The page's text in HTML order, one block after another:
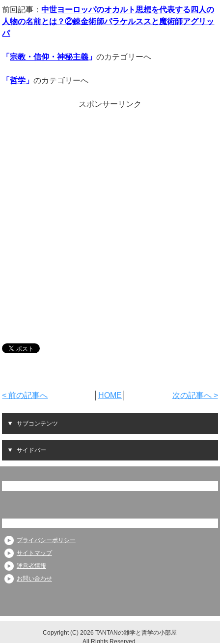
前回記事：中世ヨーロッパのオカルト思想を代表する四人の
人物の名前とは？②錬金術師パラケルススと魔術師アグリッ
パ
「宗教・信仰・神秘主義 」のカテゴリーへ
「哲学 」のカテゴリーへ
スポンサーリンク
< 前の記事へ HOME 次の記事へ >
サブコンテンツ
サイドバー
プライバシーポリシー
サイトマップ
運営者情報
お問い合わせ
Copyright (C) 2026 TANTANの雑学と哲学の小部屋
All Rights Reserved.